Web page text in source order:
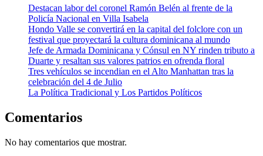
Destacan labor del coronel Ramón Belén al frente de la
Policía Nacional en Villa Isabela
Hondo Valle se convertirá en la capital del folclore con un
festival que proyectará la cultura dominicana al mundo
Jefe de Armada Dominicana y Cónsul en NY rinden tributo a
Duarte y resaltan sus valores patrios en ofrenda floral
Tres vehículos se incendian en el Alto Manhattan tras la
celebración del 4 de Julio
La Política Tradicional y Los Partidos Políticos
Comentarios
No hay comentarios que mostrar.